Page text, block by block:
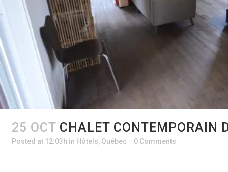
25 OCT CHALET CONTEMPORAIN
Posted at 12:03h in Hôtels, Québec 0 Comments